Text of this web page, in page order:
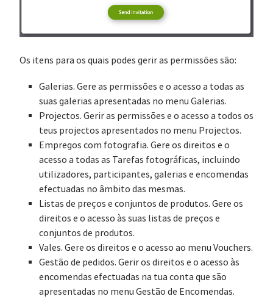
Os itens para os quais podes gerir as permissões são:
Galerias. Gere as permissões e o acesso a todas as
suas galerias apresentadas no menu Galerias.
Projectos. Gerir as permissões e o acesso a todos os
teus projectos apresentados no menu Projectos.
Empregos com fotografia. Gere os direitos e o
acesso a todas as Tarefas fotográficas, incluindo
utilizadores, participantes, galerias e encomendas
efectuadas no âmbito das mesmas.
Listas de preços e conjuntos de produtos. Gere os
direitos e o acesso às suas listas de preços e
conjuntos de produtos.
Vales. Gere os direitos e o acesso ao menu Vouchers.
Gestão de pedidos. Gerir os direitos e o acesso às
encomendas efectuadas na tua conta que são
apresentadas no menu Gestão de Encomendas.